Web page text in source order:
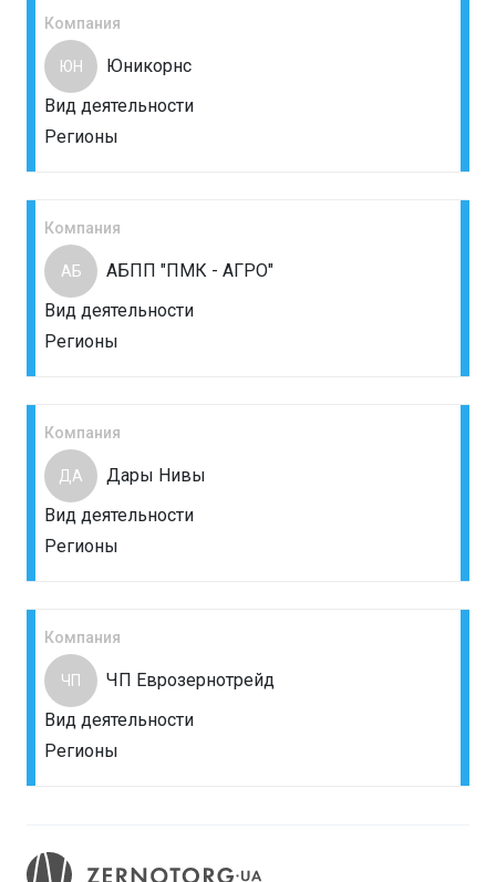
Компания
ЮН
Юникорнс
Вид деятельности
Регионы
Компания
АБ
АБПП "ПМК - АГРО"
Вид деятельности
Регионы
Компания
ДА
Дары Нивы
Вид деятельности
Регионы
Компания
ЧП
ЧП Еврозернотрейд
Вид деятельности
Регионы